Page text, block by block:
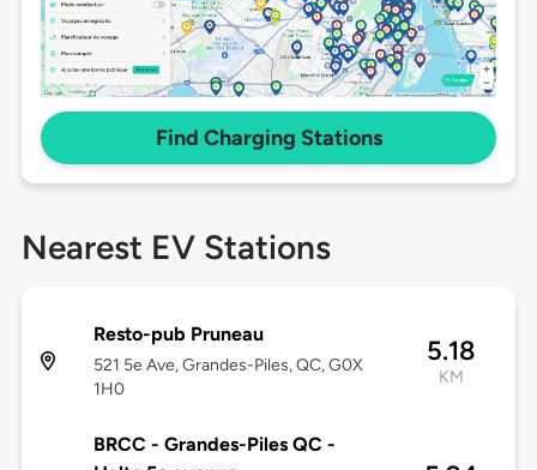
Find Charging Stations
Nearest EV Stations
Resto-pub Pruneau
521 5e Ave, Grandes-Piles, QC, G0X
1H0
5.18
KM
BRCC - Grandes-Piles QC -